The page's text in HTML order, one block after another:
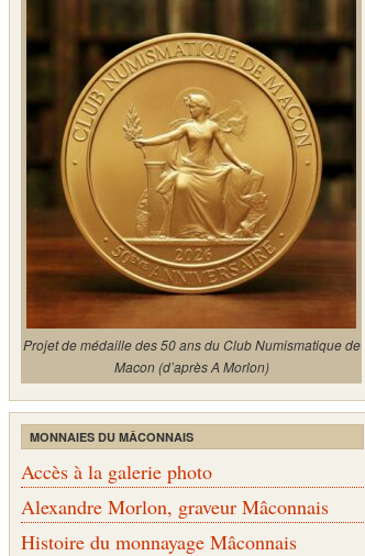
Projet de médaille des 50 ans du Club Numismatique de
Macon (d’après A Morlon)
MONNAIES DU MÂCONNAIS
Accès à la galerie photo
Alexandre Morlon, graveur Mâconnais
Histoire du monnayage Mâconnais